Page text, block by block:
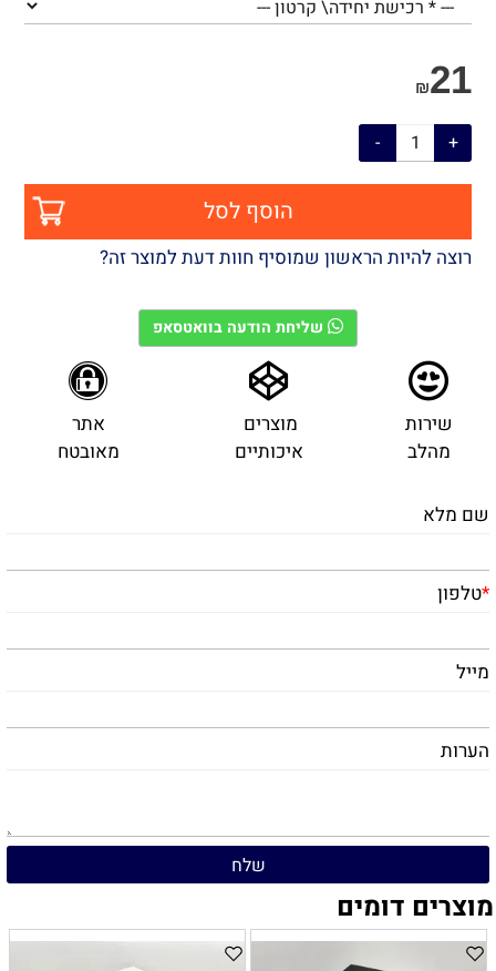
₪21
הוסף לסל
רוצה להיות הראשון שמוסיף חוות דעת למוצר זה?
שליחת הודעה בוואטסאפ
שירות
מהלב
מוצרים
איכותיים
אתר
מאובטח
שם מלא
*טלפון
מייל
הערות
מוצרים דומים